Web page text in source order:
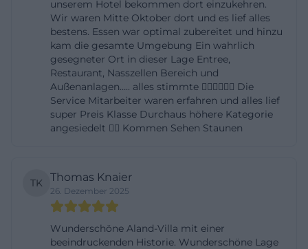
am Nachmittag eine kleinere Auswahl, bevor am
Abend wieder die große Karte bis 21:00 Uhr
angeboten wird (die Website fasst dies als warme
Küche 11:30 bis 21:00 Uhr zusammen). Diese
Struktur schafft Orientierung und sorgt dafür, dass
spontane Besuche ebenso gut funktionieren wie
fest reservierte Anlässe. Unabhängig von der
Gastfreundschaft einzustehen. Wer Fotos der Teller,
der Salons und der Parkterrasse sucht, findet auf
den offiziellen Kanälen zahlreiche Impressionen –
darunter Luftaufnahmen, die das
unserem Hotel bekommen dort einzukehren.
Wir waren Mitte Oktober dort und es lief alles
bestens. Essen war optimal zubereitet und hinzu
kam die gesamte Umgebung Ein wahrlich
gesegneter Ort in dieser Lage Entree,
Restaurant, Nasszellen Bereich und
Außenanlagen….. alles stimmte 👍🏻👍🏻👍🏻 Die
Service Mitarbeiter waren erfahren und alles lief
super Preis Klasse Durchaus höhere Kategorie
angesiedelt 👍🏻 Kommen Sehen Staunen
TK Thomas Knaier
26. Dezember 2025
Wunderschöne Aland-Villa mit einer
beeindruckenden Historie. Wunderschöne Lage